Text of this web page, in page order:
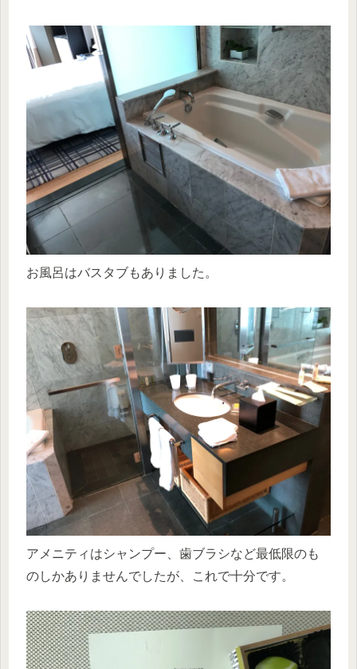
お風呂はバスタブもありました。
アメニティはシャンプー、歯ブラシなど最低限のも
のしかありませんでしたが、これで十分です。